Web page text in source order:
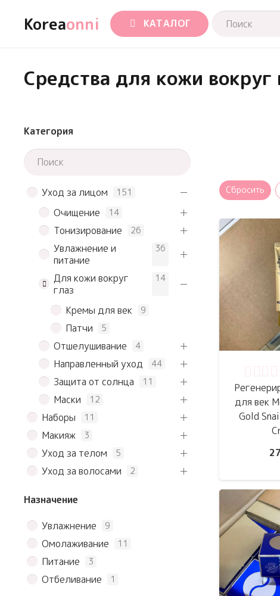
Koreaonni КАТАЛОГ
Средства для кожи
Категория
Уход за лицом 151
Очищение 14
Тонизирование 26
Увлажнение и
питание
36
Для кожи вокруг
глаз
14
Кремы для век 9
Патчи 5
Отшелушивание 4
Направленный уход 44
Защита от солнца 11
Маски 12
Наборы 11
Макияж 3
Уход за телом 5
Уход за волосами 2
Назначение
Увлажнение
9
Омолаживание 11
Питание 3
Отбеливание 1
Сбросить
для век
Gold